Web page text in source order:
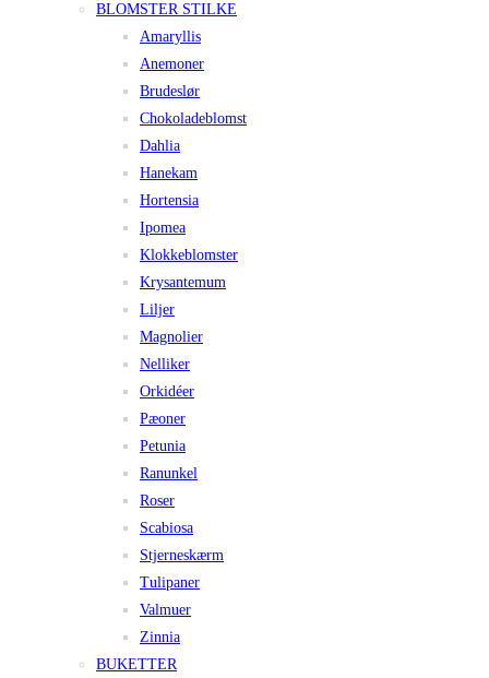
BLOMSTER STILKE
Amaryllis
Anemoner
Brudeslør
Chokoladeblomst
Dahlia
Hanekam
Hortensia
Ipomea
Klokkeblomster
Krysantemum
Liljer
Magnolier
Nelliker
Orkidéer
Pæoner
Petunia
Ranunkel
Roser
Scabiosa
Stjerneskærm
Tulipaner
Valmuer
Zinnia
BUKETTER